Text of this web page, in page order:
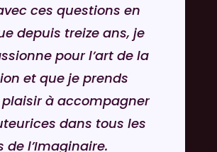
ces questions en
depuis treize ans, je
pour l’art de la
et que je prends
à accompagner
dans tous les
de l’Imaginaire.